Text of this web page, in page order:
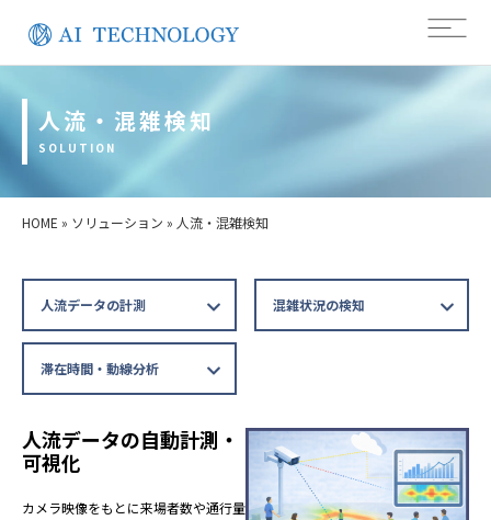
人流・混雑検知
SOLUTION
HOME » ソリューション » 人流・混雑検知
人流データの計測 混雑状況の検知
滞在時間・動線分析
人流データの自動計測・
可視化
カメラ映像をもとに来場者数や通行量